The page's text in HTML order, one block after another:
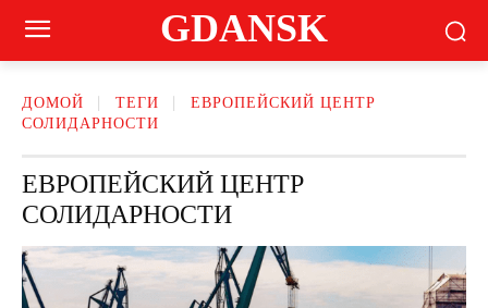
GDANSK
ДОМОЙ ТЕГИ
ЕВРОПЕЙСКИЙ ЦЕНТР
СОЛИДАРНОСТИ
ЕВРОПЕЙСКИЙ ЦЕНТР
СОЛИДАРНОСТИ